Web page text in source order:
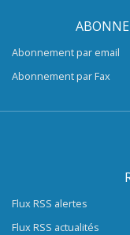
Abonnement par email
Abonnement par Fax
Flux RSS alertes
Flux RSS actualités